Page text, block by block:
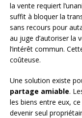
la vente requiert
suffit à bloquer la
sans recours pour
au juge d’autoriser la
l’intérêt commun.
coûteuse.
Une solution existe
partage amiable.
les biens entre eux,
devenir seul